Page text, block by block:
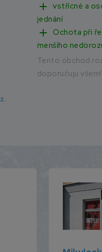
add vstřícné a
jednání
add Ochota při
menšího
Tento obchod
doporučuju všem!
.